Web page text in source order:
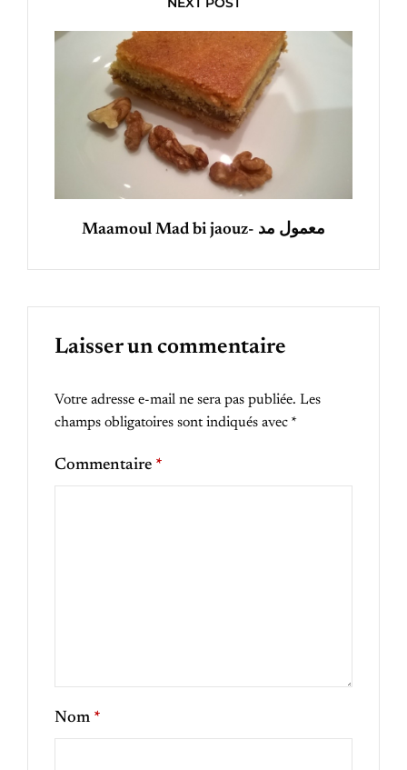
Maamoul Mad bi jaouz- معمول مد
Laisser un commentaire
Votre adresse e-mail ne sera pas publiée. Les
champs obligatoires sont indiqués avec *
Commentaire *
Nom *